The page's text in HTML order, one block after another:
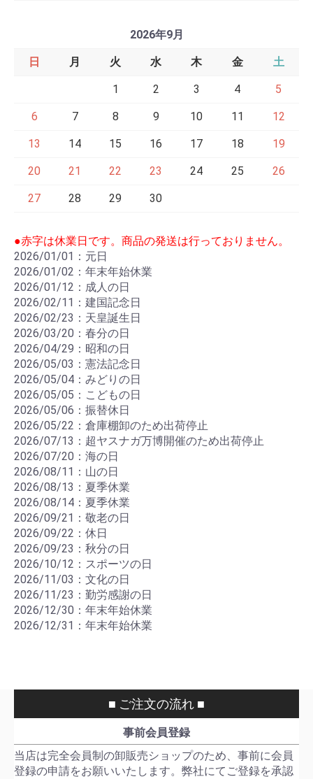
2026年9月
日 月 火 水 木 金 土
1 2 3 4 5
6 7 8 9 10 11 12
13 14 15 16 17 18 19
20 21 22 23 24 25 26
27 28 29 30
●赤字は休業日です。商品の発送は行っておりません。
2026/01/01：元日
2026/01/02：年末年始休業
2026/01/12：成人の日
2026/02/11：建国記念日
2026/02/23：天皇誕生日
2026/03/20：春分の日
2026/04/29：昭和の日
2026/05/03：憲法記念日
2026/05/04：みどりの日
2026/05/05：こどもの日
2026/05/06：振替休日
2026/05/22：倉庫棚卸のため出荷停止
2026/07/13：超ヤスナガ万博開催のため出荷停止
2026/07/20：海の日
2026/08/11：山の日
2026/08/13：夏季休業
2026/08/14：夏季休業
2026/09/21：敬老の日
2026/09/22：休日
2026/09/23：秋分の日
2026/10/12：スポーツの日
2026/11/03：文化の日
2026/11/23：勤労感謝の日
2026/12/30：年末年始休業
2026/12/31：年末年始休業
■ ご注文の流れ ■
事前会員登録
当店は完全会員制の卸販売ショップのため、事前に会員
登録の申請をお願いいたします。弊社にてご登録を承認